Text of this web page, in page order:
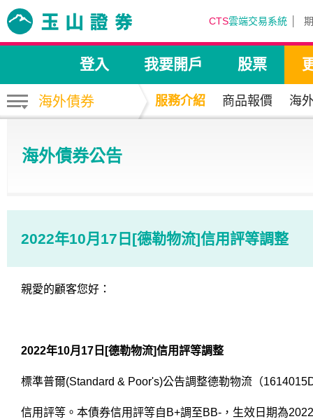
CTS雲端交易系統
登入 我要開戶 股票
海外債券 服務介紹 商品報價 海
海外債券公告
2022年10月17日[德勒物流]信用評等調整
親愛的顧客您好：
2022年10月17日[德勒物流]信用評等調整
標準普爾(Standard & Poor's)公告調整德勒物流（
信用評等。本債券信用評等自B+調至BB-，生效日期為